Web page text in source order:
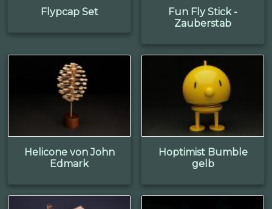
Flypcap Set
Fun Fly Stick -
Zauberstab
Helicone von John
Edmark
Hoptimist Bumble
gelb